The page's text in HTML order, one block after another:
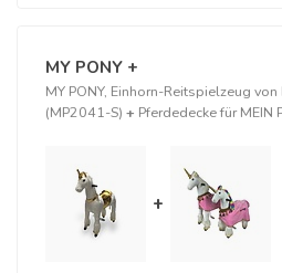
MY PONY +
MY PONY, Einhorn-Reitspielzeug
(MP2041-S) + Pferdedecke für MEIN
+